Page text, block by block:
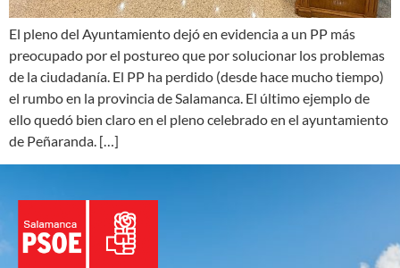
El pleno del Ayuntamiento dejó en evidencia a un PP más
preocupado por el postureo que por solucionar los problemas
de la ciudadanía. El PP ha perdido (desde hace mucho tiempo)
el rumbo en la provincia de Salamanca. El último ejemplo de
ello quedó bien claro en el pleno celebrado en el ayuntamiento
de Peñaranda. […]